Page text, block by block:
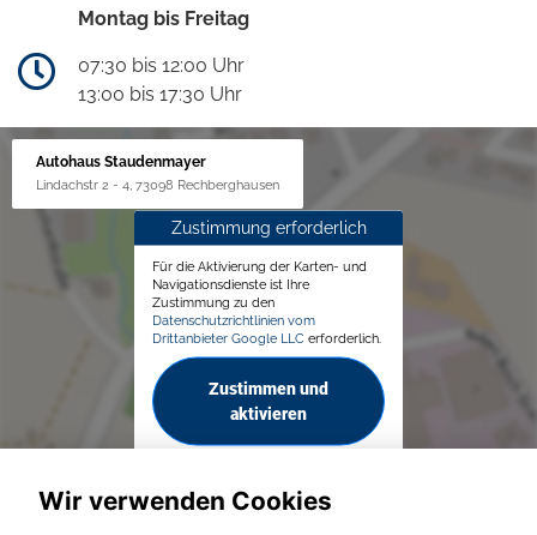
Montag bis Freitag
07:30 bis 12:00 Uhr
13:00 bis 17:30 Uhr
Autohaus Staudenmayer
Lindachstr 2 - 4, 73098 Rechberghausen
Zustimmung erforderlich
Für die Aktivierung der Karten- und
Navigationsdienste ist Ihre
Zustimmung zu den
Datenschutzrichtlinien vom
Drittanbieter Google LLC erforderlich.
Zustimmen und
aktivieren
Wir verwenden Cookies